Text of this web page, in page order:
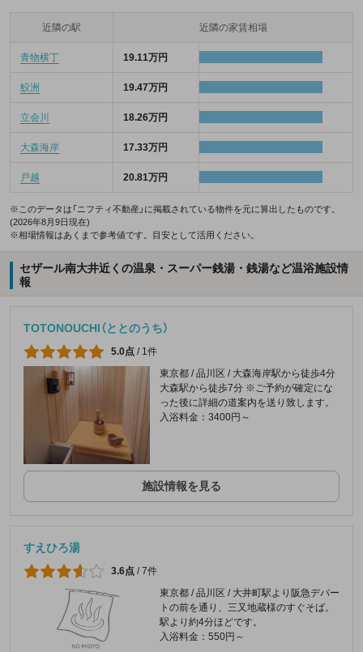
近隣の駅 近隣の家賃相場
青物横丁 19.11万円
鮫洲 19.47万円
立会川 18.26万円
大森海岸 17.33万円
戸越 20.81万円
※このデータは「ニフティ不動産」に掲載されている物件を元に算出したものです。
(2026年8月9日現在)
※相場情報はあくまで参考値です。目安として活用ください。
セザール南大井近くの温泉・スーパー銭湯・銭湯など温浴施設情
報
TOTONOUCHI（ととのうち）
5.0点 / 1件
東京都 / 品川区 / 大森海岸駅から徒歩4分 ​
大森駅から徒歩7分 ※ご予約が確定にな
った後に詳細の道案内を送り致します。
入浴料金：3400円～
施設情報を見る
すえひろ湯
3.6点 /7件
東京都 / 品川区 / 大井町駅より阪急デパー
トの前を通り、三又地蔵様のすぐそば。
駅より約4分ほどです。
入浴料金：550円～